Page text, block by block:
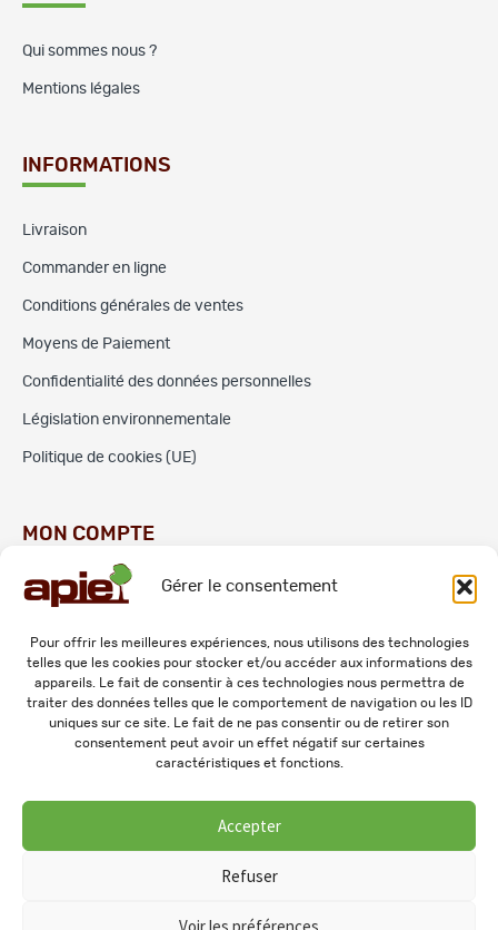
Gérer le consentement
Pour offrir les meilleures expériences, nous utilisons des technologies
telles que les cookies pour stocker et/ou accéder aux informations des
appareils. Le fait de consentir à ces technologies nous permettra de
traiter des données telles que le comportement de navigation ou les ID
uniques sur ce site. Le fait de ne pas consentir ou de retirer son
consentement peut avoir un effet négatif sur certaines
caractéristiques et fonctions.
Accepter
Refuser
Voir les préférences
Qui sommes nous ?
Mentions légales
INFORMATIONS
Livraison
Commander en ligne
Conditions générales de ventes
Moyens de Paiement
Confidentialité des données personnelles
Législation environnementale
Politique de cookies (UE)
MON COMPTE
Commandes
Adresses
Mes informations personnelles